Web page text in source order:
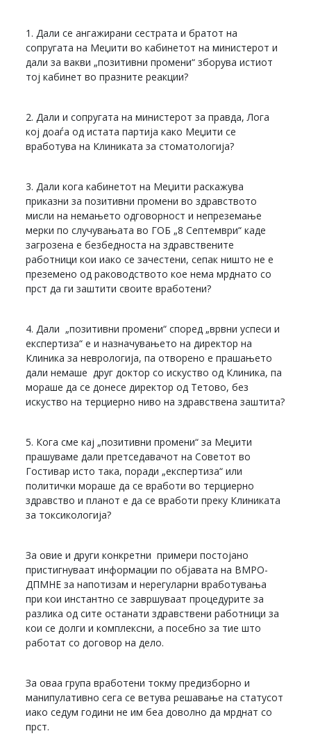
1. Дали се ангажирани сестрата и братот на
сопругата на Меџити во кабинетот на министерот и
дали за вакви „позитивни промени“ зборува истиот
тој кабинет во празните реакции?
2. Дали и сопругата на министерот за правда, Лога
кој доаѓа од истата партија како Меџити се
вработува на Клиниката за стоматологија?
3. Дали кога кабинетот на Меџити раскажува
приказни за позитивни промени во здравството
мисли на немањето одговорност и непреземање
мерки по случувањата во ГОБ „8 Септември“ каде
загрозена е безбедноста на здравствените
работници кои иако се зачестени, сепак ништо не е
преземено од раководството кое нема мрднато со
прст да ги заштити своите вработени?
4. Дали „позитивни промени“ според „врвни успеси и
експертиза“ е и назначувањето на директор на
Клиника за неврологија, па отворено е прашањето
дали немаше друг доктор со искуство од Клиника, па
мораше да се донесе директор од Тетово, без
искуство на терциерно ниво на здравствена заштита?
5. Кога сме кај „позитивни промени“ за Меџити
прашуваме дали претседавачот на Советот во
Гостивар исто така, поради „експертиза“ или
политички мораше да се вработи во терциерно
здравство и планот е да се вработи преку Клиниката
за токсикологија?
За овие и други конкретни примери постојано
пристигнуваат информации по објавата на ВМРО-
ДПМНЕ за напотизам и нерегуларни вработувања
при кои инстантно се завршуваат процедурите за
разлика од сите останати здравствени работници за
кои се долги и комплексни, а посебно за тие што
работат со договор на дело.
За оваа група вработени токму предизборно и
манипулативно сега се ветува решавање на статусот
иако седум години не им беа доволно да мрднат со
прст.